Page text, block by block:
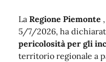
La Regione Piemonte
5/7/2026, ha
pericolosità per gli
territorio regionale a